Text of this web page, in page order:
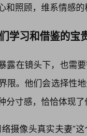
和照顾，维系情感的
学习和借鉴的宝
露在镜头下，也需
限。他们会选择性
分寸感，恰恰体现
摄像头真实夫妻”